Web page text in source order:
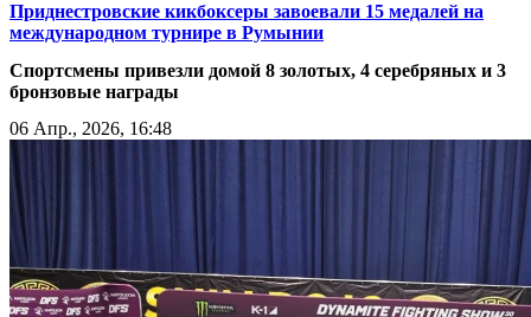
Приднестровские кикбоксеры завоевали 15 медалей на
международном турнире в Румынии
Спортсмены привезли домой 8 золотых, 4 серебряных и 3
бронзовые награды
06 Апр., 2026, 16:48